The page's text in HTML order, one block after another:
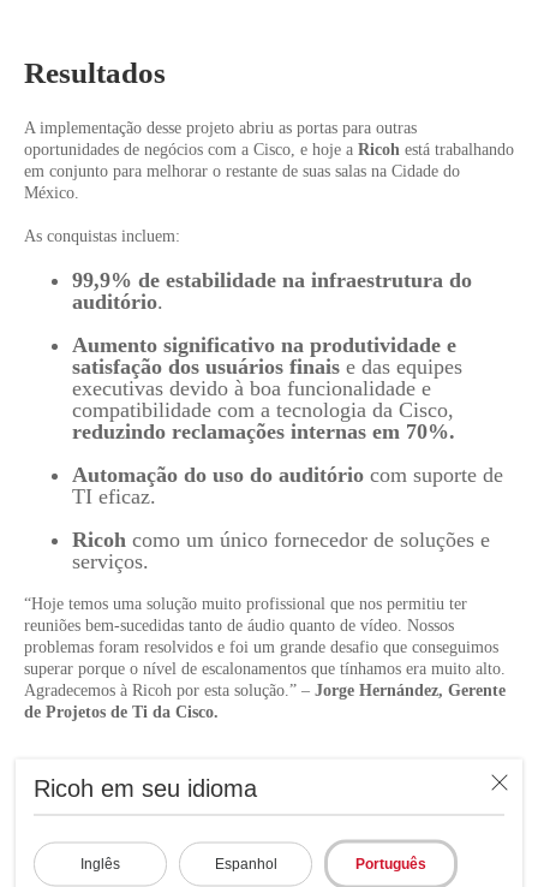
Ricoh em seu idioma
Inglês Espanhol Português
Resultados
A implementação desse projeto abriu as portas para outras
oportunidades de negócios com a Cisco, e hoje a Ricoh está trabalhando
em conjunto para melhorar o restante de suas salas na Cidade do
México.
As conquistas incluem:
99,9% de estabilidade na infraestrutura do
auditório.
Aumento significativo na produtividade e
satisfação dos usuários finais e das equipes
executivas devido à boa funcionalidade e
compatibilidade com a tecnologia da Cisco,
reduzindo reclamações internas em 70%.
Automação do uso do auditório com suporte de
TI eficaz.
Ricoh como um único fornecedor de soluções e
serviços.
“Hoje temos uma solução muito profissional que nos permitiu ter
reuniões bem-sucedidas tanto de áudio quanto de vídeo. Nossos
problemas foram resolvidos e foi um grande desafio que conseguimos
superar porque o nível de escalonamentos que tínhamos era muito alto.
Agradecemos à Ricoh por esta solução.” – Jorge Hernández, Gerente
de Projetos de Ti da Cisco.
Cisco atuam juntos a favor